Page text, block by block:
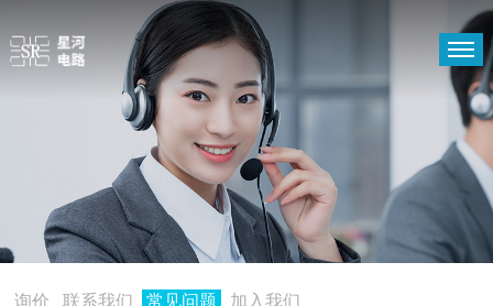
首页
关于我们
支持中心
新闻中心
询价 联系我们 常见问题 加入我们